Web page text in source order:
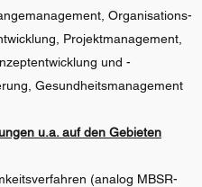
Organisations-
Projektmanagement,
und -
Gesundheitsmanagement
u.a. auf den Gebieten
(analog MBSR-